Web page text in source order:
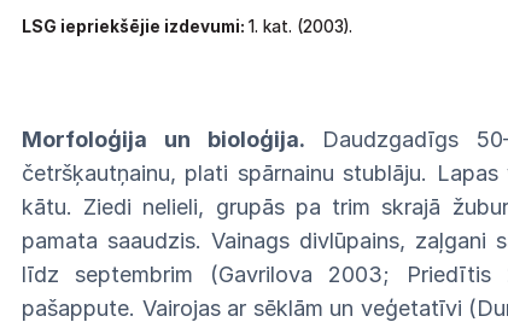
LSG iepriekšējie izdevumi: 1. kat. (2003).
Morfoloģija un bioloģija. Daudzgadīgs
četršķautņainu, plati spārnainu stublāju. Lapas
kātu. Ziedi nelieli, grupās pa trim skrajā
pamata saaudzis. Vainags divlūpains, zaļgani
līdz septembrim (Gavrilova 2003; Priedītis
pašappute. Vairojas ar sēklām un veģetatīvi